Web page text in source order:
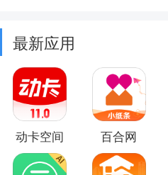
最新应用
动卡空间 百合网